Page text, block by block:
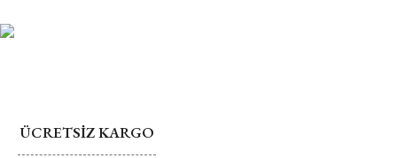
edilmemektedir.
ÜCRETSİZ KARGO